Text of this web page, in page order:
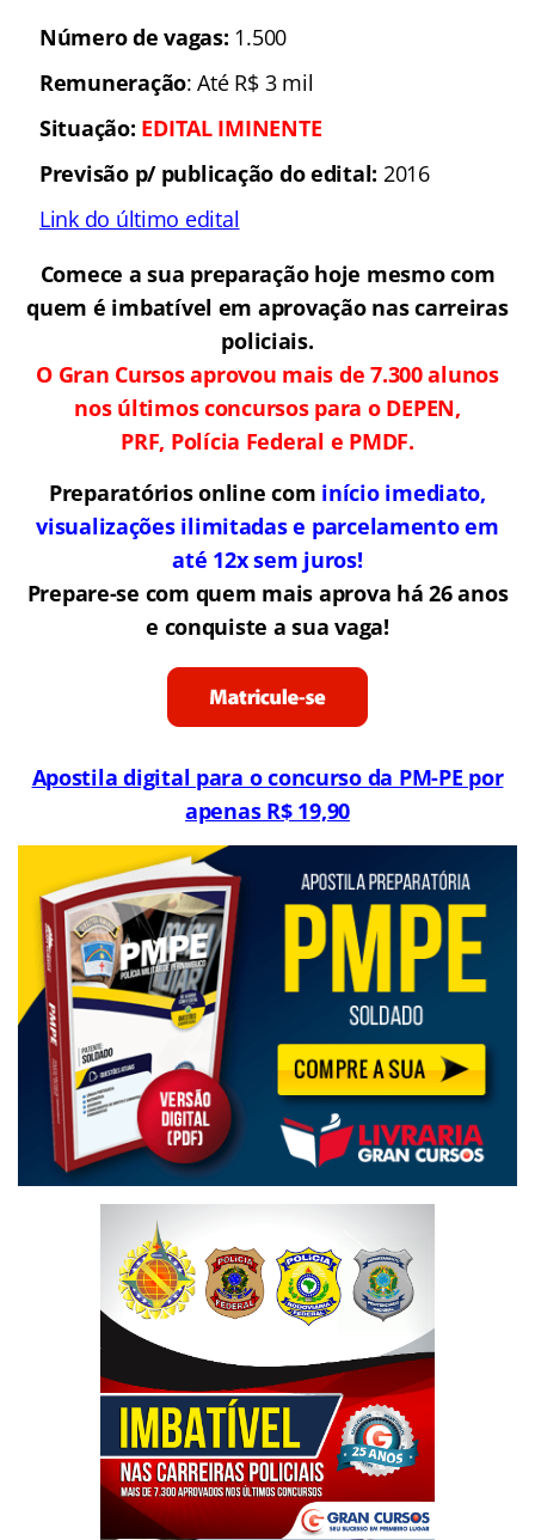
Número de vagas: 1.500
Remuneração: Até R$ 3 mil
Situação: EDITAL IMINENTE
Previsão p/ publicação do edital: 2016
Link do último edital
Comece a sua preparação hoje mesmo com
quem é imbatível em aprovação nas carreiras
policiais.
O Gran Cursos aprovou mais de 7.300 alunos
nos últimos concursos para o DEPEN,
PRF, Polícia Federal e PMDF.
Preparatórios online com início imediato,
visualizações ilimitadas e parcelamento em
até 12x sem juros!
Prepare-se com quem mais aprova há 26 anos
e conquiste a sua vaga!
Apostila digital para o concurso da PM-PE por
apenas R$ 19,90